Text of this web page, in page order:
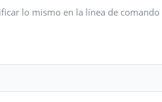
lo mismo en la línea de